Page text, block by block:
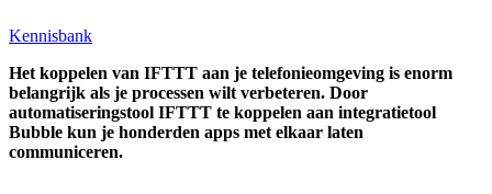
Kennisbank
Het koppelen van IFTTT aan je telefonieomgeving is enorm
belangrijk als je processen wilt verbeteren. Door
automatiseringstool IFTTT te koppelen aan integratietool
Bubble kun je honderden apps met elkaar laten
communiceren.